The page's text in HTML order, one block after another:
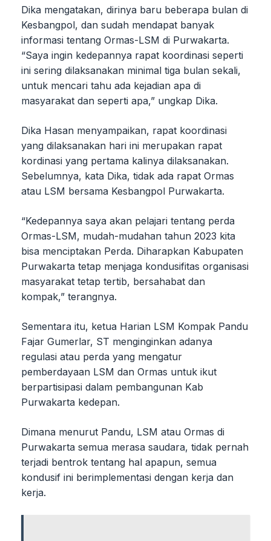
Dika mengatakan, dirinya baru beberapa bulan di
Kesbangpol, dan sudah mendapat banyak
informasi tentang Ormas-LSM di Purwakarta.
“Saya ingin kedepannya rapat koordinasi seperti
ini sering dilaksanakan minimal tiga bulan sekali,
untuk mencari tahu ada kejadian apa di
masyarakat dan seperti apa,” ungkap Dika.
Dika Hasan menyampaikan, rapat koordinasi
yang dilaksanakan hari ini merupakan rapat
kordinasi yang pertama kalinya dilaksanakan.
Sebelumnya, kata Dika, tidak ada rapat Ormas
atau LSM bersama Kesbangpol Purwakarta.
“Kedepannya saya akan pelajari tentang perda
Ormas-LSM, mudah-mudahan tahun 2023 kita
bisa menciptakan Perda. Diharapkan Kabupaten
Purwakarta tetap menjaga kondusifitas organisasi
masyarakat tetap tertib, bersahabat dan
kompak,” terangnya.
Sementara itu, ketua Harian LSM Kompak Pandu
Fajar Gumerlar, ST menginginkan adanya
regulasi atau perda yang mengatur
pemberdayaan LSM dan Ormas untuk ikut
berpartisipasi dalam pembangunan Kab
Purwakarta kedepan.
Dimana menurut Pandu, LSM atau Ormas di
Purwakarta semua merasa saudara, tidak pernah
terjadi bentrok tentang hal apapun, semua
kondusif ini berimplementasi dengan kerja dan
kerja.